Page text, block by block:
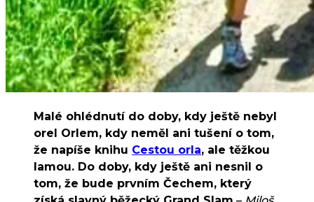
Malé ohlédnutí do doby, kdy ještě nebyl
orel Orlem, kdy neměl ani tušení o tom,
že napíše knihu Cestou orla, ale těžkou
lamou. Do doby, kdy ještě ani nesnil o
tom, že bude prvním Čechem, který